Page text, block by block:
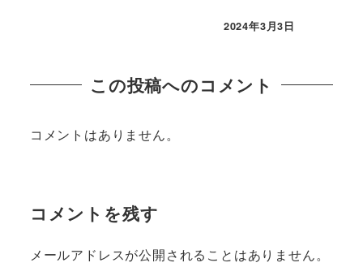
2024年3月3日
この投稿へのコメント
コメントはありません。
コメントを残す
メールアドレスが公開されることはありません。